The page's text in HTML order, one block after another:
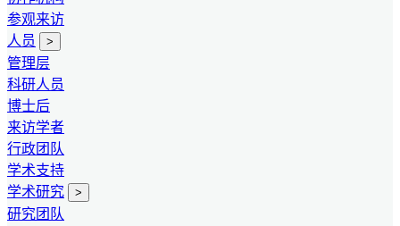
参观来访
人员
>
管理层
科研人员
博士后
来访学者
行政团队
学术支持
学术研究
>
研究团队